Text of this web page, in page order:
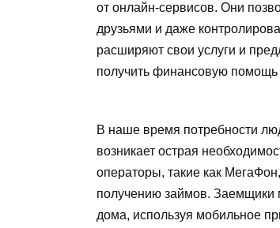
от онлайн-сервисов. Они
друзьями и даже
расширяют свои услуги и
получить финансовую
В наше время потребности
возникает острая
операторы, такие как
получению займов. Заемщики
дома, используя мобильное